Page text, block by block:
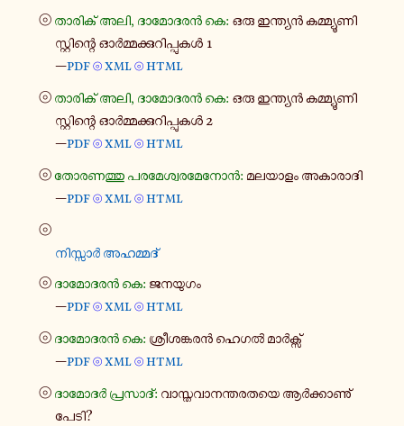
⦾ താ​രി​ക് അലി, ദാ​മോ​ദ​രൻ കെ: ഒരു ഇന്ത്യൻ കമ്മ്യൂ​ണി​
സ്റ്റി​ന്റെ ഓർ​മ്മ​ക്കു​റി​പ്പു​കൾ 1
—pdf ⦾ xml ⦾ html
⦾ താ​രി​ക് അലി, ദാ​മോ​ദ​രൻ കെ: ഒരു ഇന്ത്യൻ കമ്മ്യൂ​ണി​
സ്റ്റി​ന്റെ ഓർ​മ്മ​ക്കു​റി​പ്പു​കൾ 2
—pdf ⦾ xml ⦾ html
⦾തോ​ര​ണ​ത്തു പര​മേ​ശ്വ​ര​മേ​നോൻ: മല​യാ​ളം അകാ​രാ​ദി
—pdf ⦾ xml ⦾ html
⦾
നി​സ്സാർ അഹ​മ്മ​ദ്
⦾ ദാ​മോ​ദ​രൻ കെ: ജന​യു​ഗം
—pdf ⦾ xml ⦾ html
⦾ ദാ​മോ​ദ​രൻ കെ: ശ്രീ​ശ​ങ്ക​രൻ ഹെഗൽ മാർ​ക്സ്
—pdf ⦾ xml ⦾ html
⦾ ദാ​മോ​ദർ പ്ര​സാ​ദ്: വാ​സ്ത​വാ​ന​ന്ത​ര​ത​യെ ആർ​ക്കാ​ണു്
പേടി?